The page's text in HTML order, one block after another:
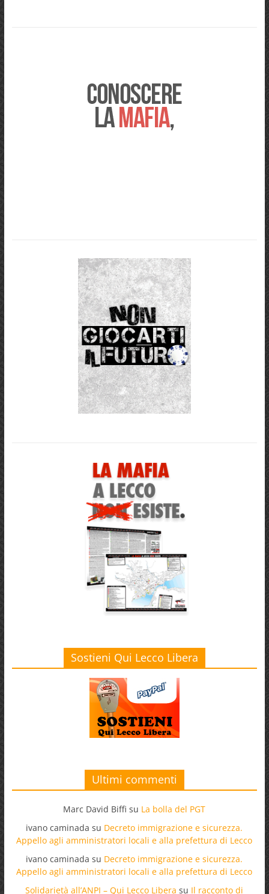
Sostieni Qui Lecco Libera
Ultimi commenti
Marc David Biffi su La bolla del PGT
ivano caminada su Decreto immigrazione e sicurezza.
Appello agli amministratori locali e alla prefettura di Lecco
ivano caminada su Decreto immigrazione e sicurezza.
Appello agli amministratori locali e alla prefettura di Lecco
Solidarietà all’ANPI – Qui Lecco Libera su Il racconto di